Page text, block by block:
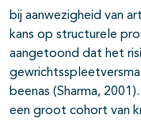
bij aanwezigheid van
kans op structurele
aangetoond dat het
beenas (Sharma,
een groot cohort van